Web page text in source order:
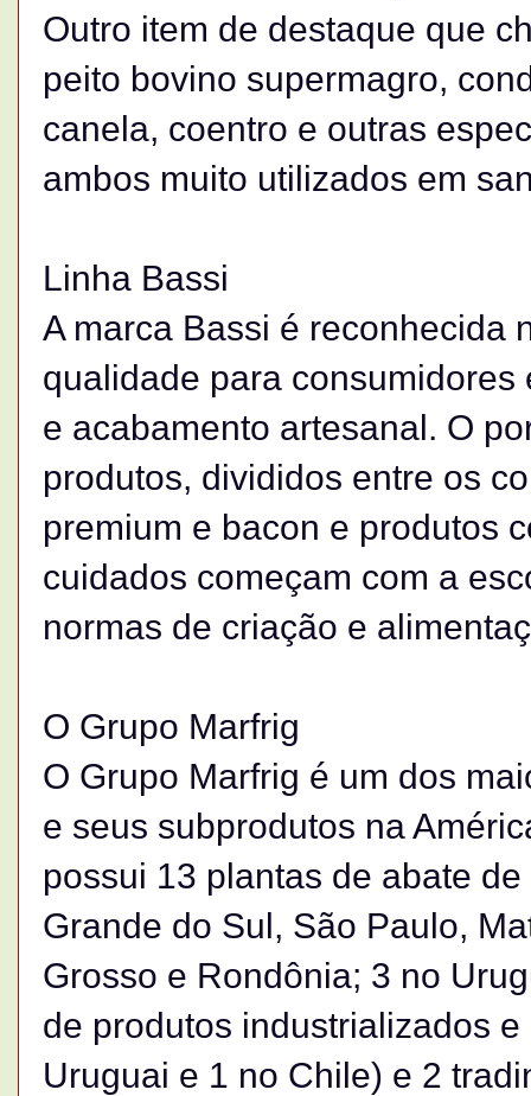
Outro item de destaque que
peito bovino supermagro,
canela, coentro e outras
ambos muito utilizados em
Linha Bassi
A marca Bassi é reconhecida
qualidade para
e acabamento artesanal. O
produtos, divididos entre os
premium e bacon e produtos
cuidados começam com a
normas de criação e
O Grupo Marfrig
O Grupo Marfrig é um dos
e seus subprodutos na
possui 13 plantas de abate
Grande do Sul, São Paulo,
Grosso e Rondônia; 3 no
de produtos industrializados
Uruguai e 1 no Chile) e 2